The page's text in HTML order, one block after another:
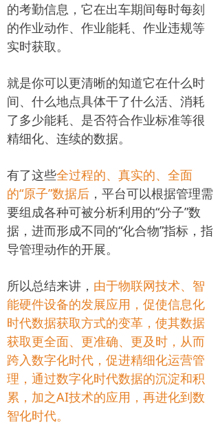
的考勤信息，它在出车期间每时每刻
的作业动作、作业能耗、作业违规等
实时获取。
就是你可以更清晰的知道它在什么时
间、什么地点具体干了什么活、消耗
了多少能耗、是否符合作业标准等很
精细化、连续的数据。
有了这些全过程的、真实的、全面
的“原子”数据后 ，平台可以根据管理需
要组成各种可被分析利用的“分子”数
据，进而形成不同的“化合物”指标，指
导管理动作的开展。
所以总结来讲， 由于物联网技术、智
能硬件设备的发展应用，促使信息化
时代数据获取方式的变革，使其数据
获取更全面、更准确、更及时，从而
跨入数字化时代，促进精细化运营管
理，通过数字化时代数据的沉淀和积
累，加之AI技术的应用，再进化到数
智化时代。